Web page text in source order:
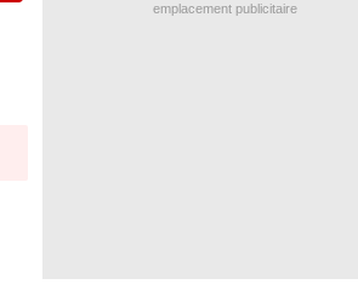
emplacement publicitaire